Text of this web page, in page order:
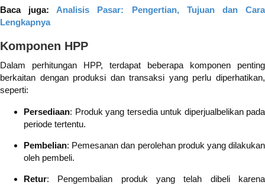
Baca juga: Analisis Pasar: Pengertian, Tujuan dan Cara
Lengkapnya
Komponen HPP
Dalam perhitungan HPP, terdapat beberapa komponen penting
berkaitan dengan produksi dan transaksi yang perlu diperhatikan,
seperti:
Persediaan: Produk yang tersedia untuk diperjualbelikan pada
periode tertentu.
Pembelian: Pemesanan dan perolehan produk yang dilakukan
oleh pembeli.
Retur: Pengembalian produk yang telah dibeli karena